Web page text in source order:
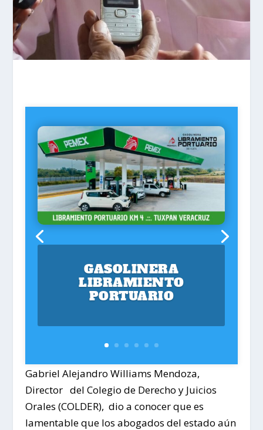
GASOLINERA
LIBRAMIENTO
PORTUARIO
Gabriel Alejandro Williams Mendoza,
Director del Colegio de Derecho y Juicios
Orales (COLDER), dio a conocer que es
lamentable que los abogados del estado aún